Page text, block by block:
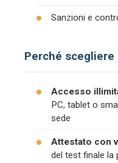
Sanzioni e
Perché
Accesso
PC, tablet o
sede
Attestato con
del test finale